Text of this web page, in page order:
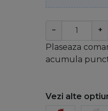
− +
Plaseaza
acumula
Vezi alte